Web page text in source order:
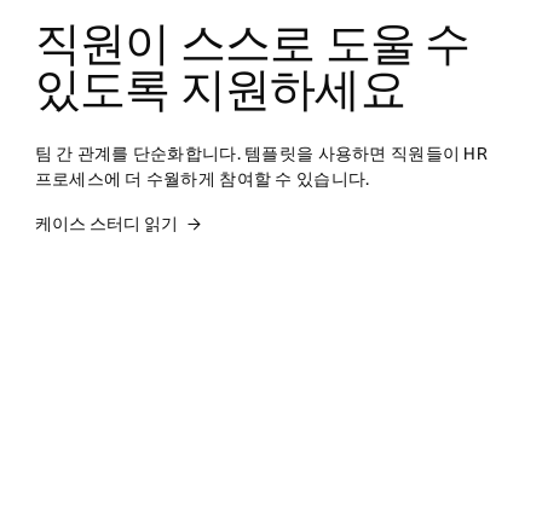
직원이 스스로 도울 수
있도록 지원하세요
팀 간 관계를 단순화합니다. 템플릿을 사용하면 직원들이 HR
프로세스에 더 수월하게 참여할 수 있습니다.
케이스 스터디 읽기